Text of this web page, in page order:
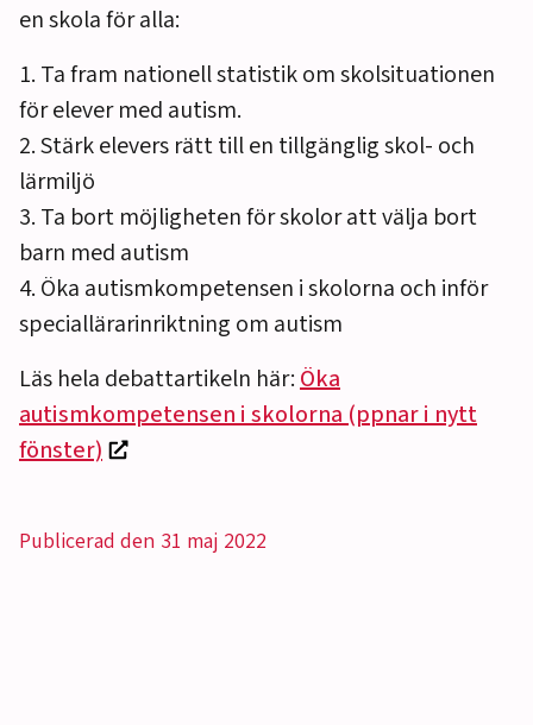
en skola för alla:
1. Ta fram nationell statistik om skolsituationen
för elever med autism.
2. Stärk elevers rätt till en tillgänglig skol- och
lärmiljö
3. Ta bort möjligheten för skolor att välja bort
barn med autism
4. Öka autismkompetensen i skolorna och inför
speciallärarinriktning om autism
Läs hela debattartikeln här:Öka
autismkompetensen i skolorna (ppnar i nytt
fönster)
Publicerad den 31 maj 2022